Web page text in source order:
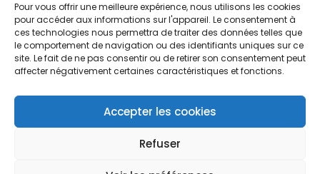
Pour vous offrir une meilleure expérience, nous utilisons les cookies
pour accéder aux informations sur l'appareil. Le consentement à
ces technologies nous permettra de traiter des données telles que
le comportement de navigation ou des identifiants uniques sur ce
site. Le fait de ne pas consentir ou de retirer son consentement peut
affecter négativement certaines caractéristiques et fonctions.
Accepter les cookies
Refuser
© Azergo 2026 - Tous droits
réservés
Mentions légales